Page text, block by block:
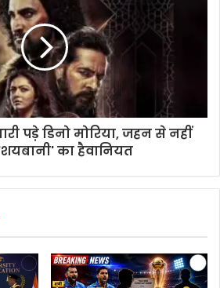
पड़े डिनो मोरिया, जहन से नहीं
का हैवानियत